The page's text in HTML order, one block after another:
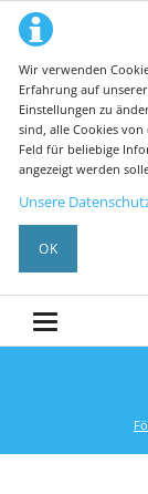
Wir verwenden
Erfahrung auf
Einstellungen zu
sind, alle Cookies
Feld für beliebige
angezeigt werden
Unsere
OK